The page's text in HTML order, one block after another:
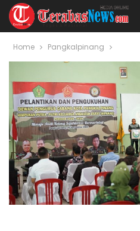
Home Pangkalpinang